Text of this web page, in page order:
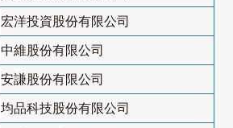
宏洋投資股份有限公司
中維股份有限公司
安謙股份有限公司
均品科技股份有限公司